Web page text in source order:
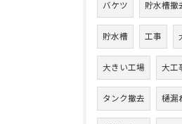
バケツ 貯水槽撤
貯水槽 工事
大きい工場 大工
タンク撤去 樋漏